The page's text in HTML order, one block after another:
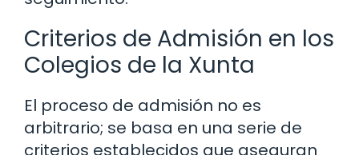
Criterios de Admisión en los
Colegios de la Xunta
El proceso de admisión no es
arbitrario; se basa en una serie de
criterios establecidos que aseguran